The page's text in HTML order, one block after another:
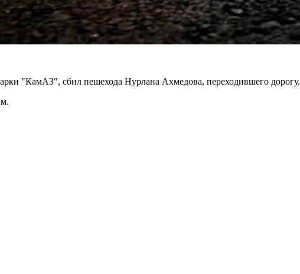
"КамАЗ", сбил пешехода Нурлана Ахмедова, переходившего дорогу.